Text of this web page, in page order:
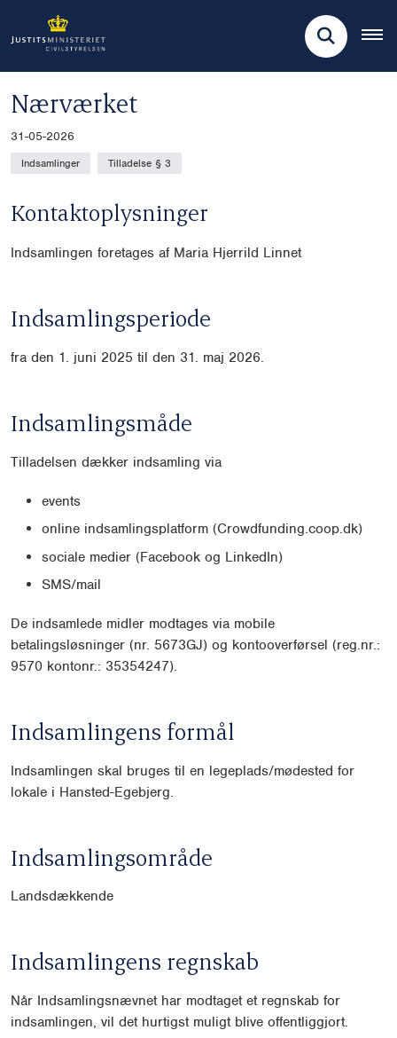
Nærværket
31-05-2026
Indsamlinger Tilladelse § 3
Kontaktoplysninger
Indsamlingen foretages af Maria Hjerrild Linnet
Indsamlingsperiode
fra den 1. juni 2025 til den 31. maj 2026.
Indsamlingsmåde
Tilladelsen dækker indsamling via
events
online indsamlingsplatform (Crowdfunding.coop.dk)
sociale medier (Facebook og LinkedIn)
SMS/mail
De indsamlede midler modtages via mobile
betalingsløsninger (nr. 5673GJ) og kontooverførsel (reg.nr.:
9570 kontonr.: 35354247).
Indsamlingens formål
Indsamlingen skal bruges til en legeplads/mødested for
lokale i Hansted-Egebjerg.
Indsamlingsområde
Landsdækkende
Indsamlingens regnskab
Når Indsamlingsnævnet har modtaget et regnskab for
indsamlingen, vil det hurtigst muligt blive offentliggjort.